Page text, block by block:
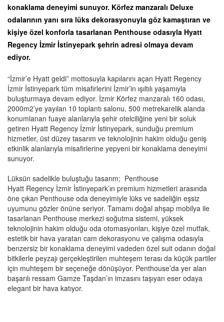
konaklama deneyimi sunuyor. Körfez manzaralı Deluxe
odalarının yanı sıra lüks dekorasyonuyla göz kamaştıran ve
kişiye özel konforla tasarlanan Penthouse odasıyla Hyatt
Regency İzmir İstinyepark şehrin adresi olmaya devam
ediyor.
“İzmir’e Hyatt geldi” mottosuyla kapılarını açan Hyatt Regency
İzmir İstinyepark tüm misafirlerini İzmir’in ışıltılı yaşamıyla
buluşturmaya devam ediyor. İzmir Körfez manzaralı 160 odası,
2000m2’ye yayılan 10 toplantı salonu, 500 metrekarelik alanda
konumlanan fuaye alanlarıyla şehir otelciliğine yeni bir soluk
getiren Hyatt Regency İzmir İstinyepark, sunduğu premium
hizmetler, üst düzey tasarım ve teknolojinin hakim olduğu geniş
etkinlik alanlarıyla misafirlerine yepyeni bir konaklama deneyimi
sunuyor.
Lüksün sadelikle buluştuğu tasarım; Penthouse
Hyatt Regency İzmir İstinyepark’ın premium hizmetleri arasında
öne çıkan Penthouse oda deneyimiyle lüks ve sadeliğin eşsiz
uyumunu gözler önüne seriyor. Tamamı doğal ahşap mobilya ile
tasarlanan Penthouse merkezi soğutma sistemi, yüksek
teknolojinin hakim olduğu oda otomasyonları, kişiye özel mutfak,
estetik bir hava yaratan cam dekorasyonu ve çalışma odasıyla
benzersiz bir konaklama deneyimi vadeden özel suit odanın doğal
bitkilerle peyzajı gerçekleştirilen muhteşem terası da küçük partiler
için muhteşem bir seçeneğe dönüşüyor. Penthouse’da yer alan
başarılı ressam Gamze Taşdan’ın imzasını taşıyan eser odaya
elegant bir hava katıyor.